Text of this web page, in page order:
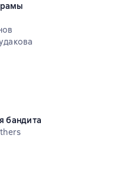
4,7 на основе 258 оценок
бандита
4,9 на основе 3821 оценок